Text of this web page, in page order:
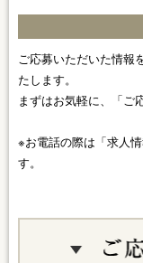
ご応募いただいた情報
たします。
まずはお気軽に、「ご
※お電話の際は「求人
す。